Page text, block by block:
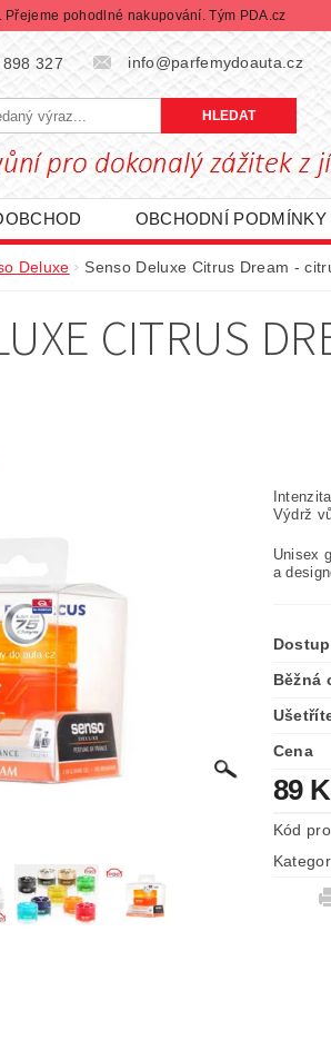
Přejeme pohodlné nakupování. Tým PDA.cz
327 info@parfemydoauta.cz
OBCHODNÍ PODMÍNKY
ÚDAJŮ REKLAMACE ZBOŽÍ
Deluxe Senso Deluxe Citrus Dream -
CITRUS
Výdrž
Unisex
a
Běžná
Cena
89
Kód